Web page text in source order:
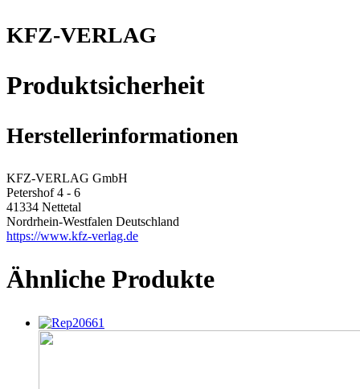
KFZ-VERLAG
Produktsicherheit
Herstellerinformationen
KFZ-VERLAG GmbH
Petershof 4 - 6
41334 Nettetal
Nordrhein-Westfalen Deutschland
https://www.kfz-verlag.de
Ähnliche Produkte